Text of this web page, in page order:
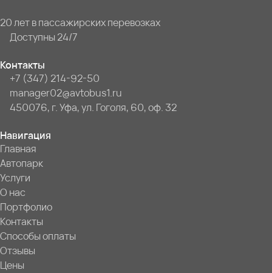
20 лет в пассажирских перевозках
Доступны 24/7
Контакты
+7 (347) 214-92-50
manager02@avtobus1.ru
450076, г. Уфа, ул. Гоголя, 60, оф. 32
Навигация
Главная
Автопарк
Услуги
О нас
Портфолио
Контакты
Способы оплаты
Отзывы
Цены